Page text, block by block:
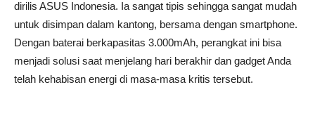
dirilis ASUS Indonesia. Ia sangat tipis sehingga sangat mudah
untuk disimpan dalam kantong, bersama dengan smartphone.
Dengan baterai berkapasitas 3.000mAh, perangkat ini bisa
menjadi solusi saat menjelang hari berakhir dan gadget Anda
telah kehabisan energi di masa-masa kritis tersebut.